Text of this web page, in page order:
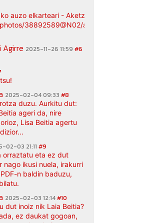
auzo elkarteari - Aketz etxea (argazki
38892589@N02/albums/
Agirre 2025-11-26 11:59 #6
2025-02-04 09:33 #8
duzu. Aurkitu dut:
ageri da, nire
Lisa Beitia agertu
02-03 21:11 #9
orraztatu eta ez dut
nago ikusi nuela, irakurri
n baldin baduzu,
2025-02-03 12:14#10
dut inoiz nik Laia Beitia?
ez daukat gogoan,